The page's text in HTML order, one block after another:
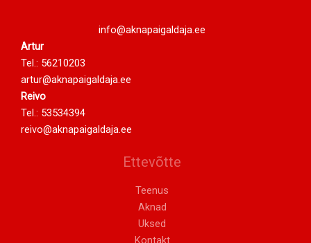
info@aknapaigaldaja.ee
Artur
Tel.: 56210203
artur@aknapaigaldaja.ee
Reivo
Tel.: 53534394
reivo@aknapaigaldaja.ee
Ettevõtte
Teenus
Aknad
Uksed